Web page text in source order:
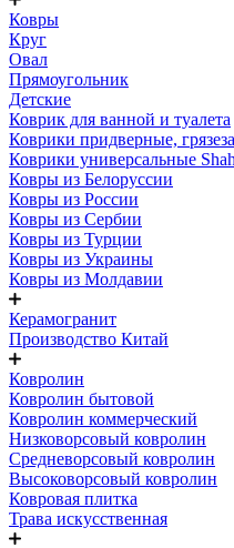
Ковры
Круг
Овал
Прямоугольник
Детские
Коврик для ванной и туалета
Коврики придверные,
Коврики универсальные
Ковры из Белоруссии
Ковры из России
Ковры из Сербии
Ковры из Турции
Ковры из Украины
Ковры из Молдавии
Керамогранит
Производство Китай
Ковролин
Ковролин бытовой
Ковролин коммерческий
Низковорсовый ковролин
Средневорсовый ковролин
Высоковорсовый ковролин
Ковровая плитка
Трава искусственная